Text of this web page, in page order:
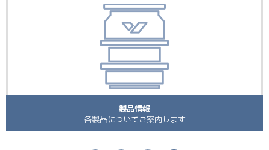
製品情報
各製品についてご案内します